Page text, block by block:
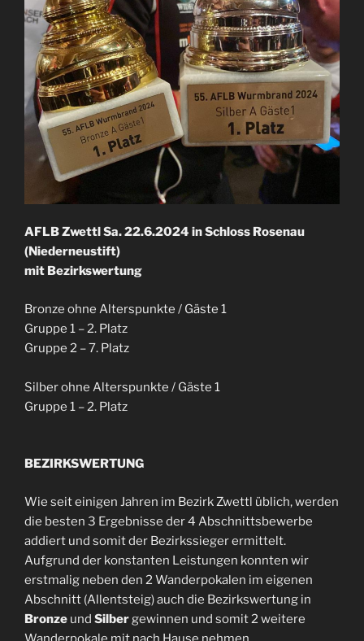
AFLB Zwettl Sa. 22.6.2024 in Schloss Rosenau
(Niederneustift)
mit Bezirkswertung
Bronze ohne Alterspunkte / Gäste 1
Gruppe 1 – 2. Platz
Gruppe 2 – 7. Platz
Silber ohne Alterspunkte / Gäste 1
Gruppe 1 – 2. Platz
BEZIRKSWERTUNG
Wie seit einigen Jahren im Bezirk Zwettl üblich, werden
die besten 3 Ergebnisse der 4 Abschnittsbewerbe
addiert und somit der Bezirkssieger ermittelt.
Aufgrund der konstanten Leistungen konnten wir
erstmalig neben den 2 Wanderpokalen im eigenen
Abschnitt (Allentsteig) auch die Bezirkswertung in
Bronze und Silbergewinnen und somit 2 weitere